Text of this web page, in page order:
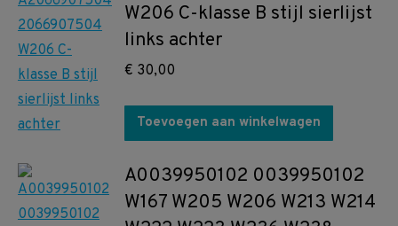
W206 C-klasse B stijl sierlijst
links achter
€ 30,00
Toevoegen aan winkelwagen
A0039950102 0039950102
W167 W205 W206 W213 W214